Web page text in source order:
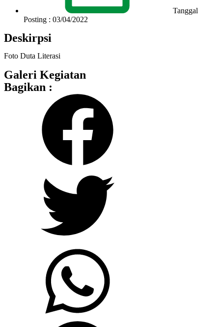
Tanggal
Posting : 03/04/2022
Deskirpsi
Foto Duta Literasi
Galeri Kegiatan
Bagikan :